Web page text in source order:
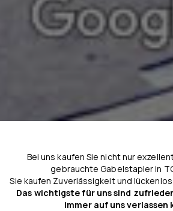
Bei uns kaufen Sie nicht nur
gebrauchte Gabelstapler in
Sie kaufen Zuverlässigkeit und
Das wichtigste für uns sind
immer auf uns verlassen